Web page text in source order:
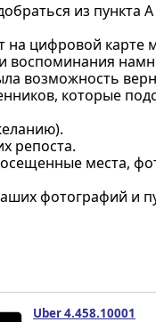
из пункта
на цифровой карте
воспоминания
возможность
которые
репоста.
места,
фотографий и
Uber 4.458.10001